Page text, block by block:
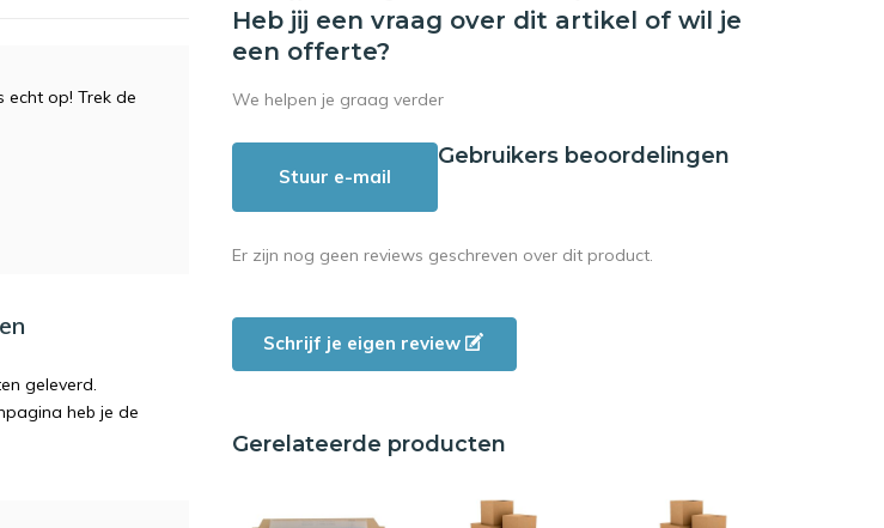
echt op! Trek de
geleverd.
heb je de
Heb jij een vraag over dit artikel of wil je
een offerte?
We helpen je graag verder
Stuur e-mail
Gebruikers beoordelingen
Er zijn nog geen reviews geschreven over dit product.
Schrijf je eigen review
Gerelateerde producten